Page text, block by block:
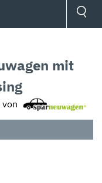
mit
von